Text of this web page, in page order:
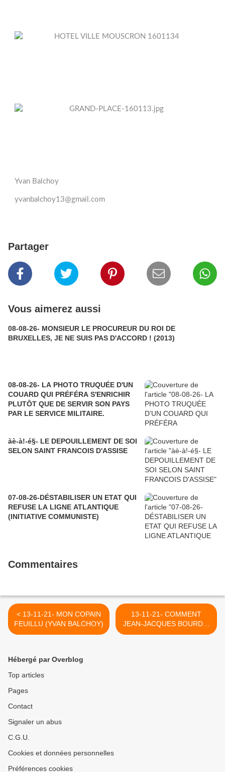
Yvan Balchoy
yvanbalchoy13@gmail.com
Partager
Vous aimerez aussi
08-08-26- MONSIEUR LE PROCUREUR DU ROI DE
BRUXELLES, JE NE SUIS PAS D'ACCORD ! (2013)
08-08-26- LA PHOTO TRUQUÉE D'UN
COUARD QUI PRÉFÉRA S'ENRICHIR
PLUTÔT QUE DE SERVIR SON PAYS
PAR LE SERVICE MILITAIRE.
àè-à!-é§- LE DEPOUILLEMENT DE SOI
SELON SAINT FRANCOIS D'ASSISE
07-08-26-DÉSTABILISER UN ETAT QUI
REFUSE LA LIGNE ATLANTIQUE
(INITIATIVE COMMUNISTE)
Commentaires
< 13-11-21- MON COPAIN
FEUILLU (YVAN BALCHOY)
13-11-21- COMMENT
JEAN-JACQUES BOURDIN
SUR R.M.C. NOUS A
Hébergé par Overblog
Top articles
Pages
Contact
Signaler un abus
C.G.U.
Cookies et données personnelles
Préférences cookies